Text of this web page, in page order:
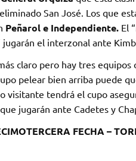
San José. Los que
Peñarol e Independiente.El
jugarán el interzonal ante
claro pero hay tres
pelear bien arriba puede
visitante tendrá el cupo
jugarán ante Cadetes y
FECHA –